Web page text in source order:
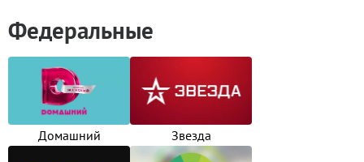
Федеральные
Домашний Звезда